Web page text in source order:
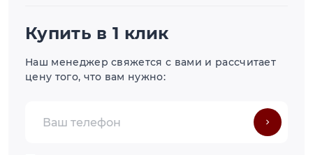
Купить в 1 клик
Наш менеджер свяжется с вами и рассчитает
цену того, что вам нужно: